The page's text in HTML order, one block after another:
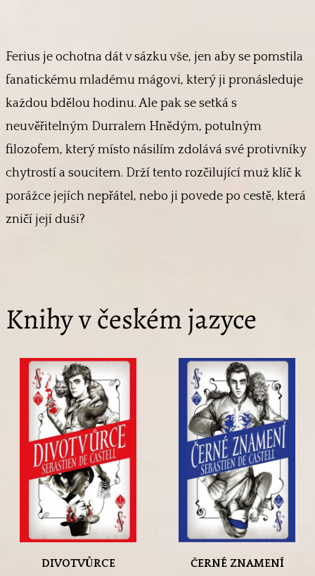
Ferius je ochotna dát v sázku vše, jen aby se pomstila
fanatickému mladému mágovi, který ji pronásleduje
každou bdělou hodinu. Ale pak se setká s
neuvěřitelným Durralem Hnědým, potulným
filozofem, který místo násilím zdolává své protivníky
chytrostí a soucitem. Drží tento rozčilující muž klíč k
porážce jejích nepřátel, nebo ji povede po cestě, která
zničí její duši?
Knihy v českém jazyce
DIVOTVŮRCE ČERNÉ ZNAMENÍ